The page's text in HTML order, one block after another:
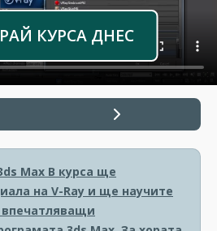
КУРСА ДНЕС
Max В курса ще
на V-Ray и ще научите